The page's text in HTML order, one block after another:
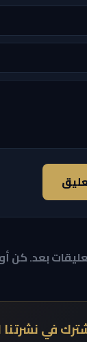
بعد. كن
في نشرتنا